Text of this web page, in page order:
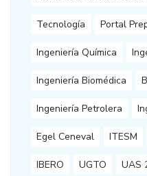
Tecnología Portal
Ingeniería Química
Ingeniería Biomédica
Ingeniería Petrolera
Egel Ceneval ITESM
IBERO UGTO UAS